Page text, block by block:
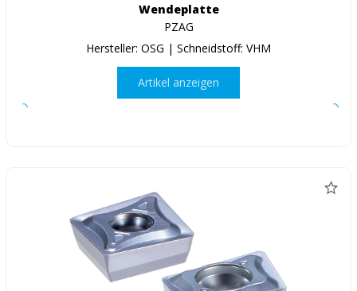
Wendeplatte
PZAG
Hersteller: OSG | Schneidstoff: VHM
Artikel anzeigen